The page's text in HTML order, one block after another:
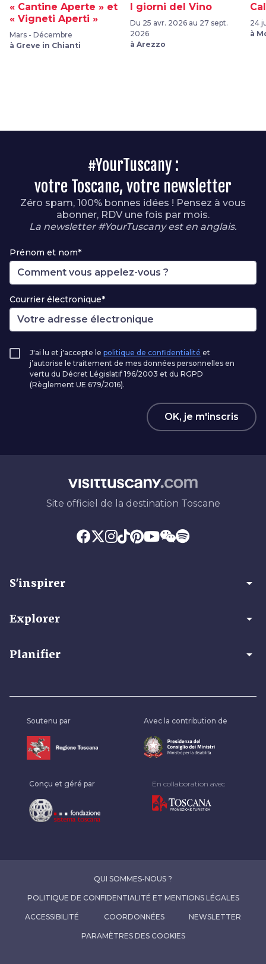
« Cantine Aperte » et
« Vigneti Aperti »
Mars - Décembre
à Greve in Chianti
I giorni del Vino
Du 25 avr. 2026 au 27 sept.
2026
à Arezzo
24
à
#YourTuscany :
votre Toscane, votre newsletter
Zéro spam, 100% bonnes idées ! Pensez à vous
abonner, RDV une fois par mois.
La newsletter #YourTuscany est en anglais.
Prénom et nom*
Courrier électronique*
J'ai lu et j'accepte le politique de confidentialité et
j’autorise le traitement de mes données personnelles en
vertu du Décret Législatif 196/2003 et du RGPD
(Règlement UE 679/2016).
OK, je m'inscris
Site officiel de la destination Toscane
S'inspirer arrow_drop_down
Explorer arrow_drop_down
Planifier arrow_drop_down
Soutenu par Avec la contribution de
Conçu et géré par En collaboration avec
QUI SOMMES-NOUS ?
POLITIQUE DE CONFIDENTIALITÉ ET MENTIONS LÉGALES
ACCESSIBILITÉ COORDONNÉES NEWSLETTER
PARAMÈTRES DES COOKIES